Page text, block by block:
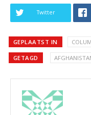
Twitter
GEPLAATST IN
GETAGD